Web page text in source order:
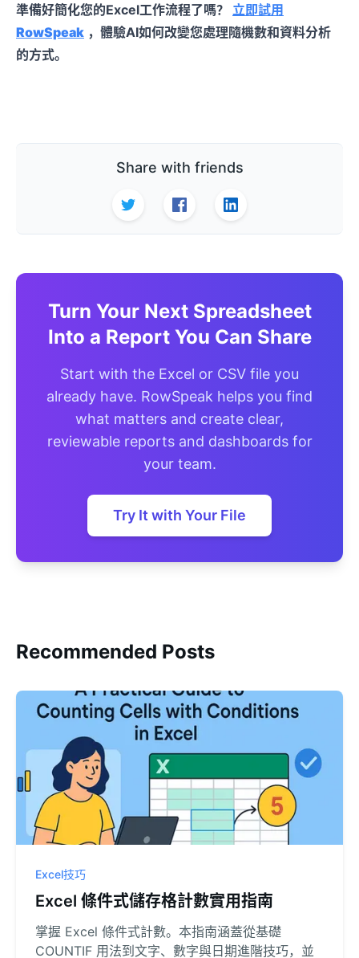
準備好簡化您的Excel工作流程了嗎？
立即試用
RowSpeak ，體驗AI如何改變您處理隨機數和資料分析
的方式。
Share with friends
Turn Your Next Spreadsheet
Into a Report You Can Share
Start with the Excel or CSV file you
already have. RowSpeak helps you find
what matters and create clear,
reviewable reports and dashboards for
your team.
Try It with Your File
Recommended Posts
Excel技巧
Excel 條件式儲存格計數實用指南
掌握 Excel 條件式計數。本指南涵蓋從基礎
COUNTIF 用法到文字、數字與日期進階技巧，並